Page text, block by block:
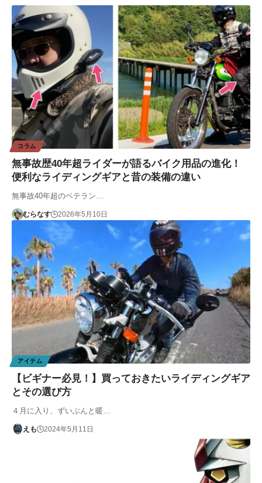
コラム
無事故歴40年超ライダーが語るバイク用品の進化！
便利なライディングギアと昔の装備の違い
無事故40年超のベテラン…
むらなす 2026年5月10日
アイテム
【ビギナー必見！】買っておきたいライディングギア
とその選び方
４月に入り、ずいぶんと暖…
えも 2024年5月11日